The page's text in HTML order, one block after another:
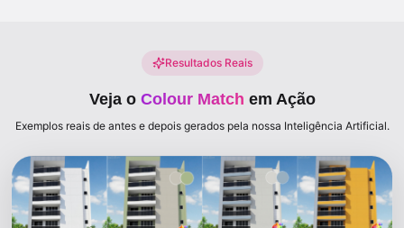
Resultados Reais
Veja o Colour Match em Ação
Exemplos reais de antes e depois gerados pela nossa Inteligência Artificial.